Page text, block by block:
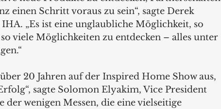
einen Schritt voraus zu sein“, sagte Derek
„Es ist eine unglaubliche Möglichkeit, so
viele Möglichkeiten zu entdecken – alles unter
20 Jahren auf der Inspired Home Show aus,
sagte Solomon Elyakim, Vice President
der wenigen Messen, die eine vielseitige